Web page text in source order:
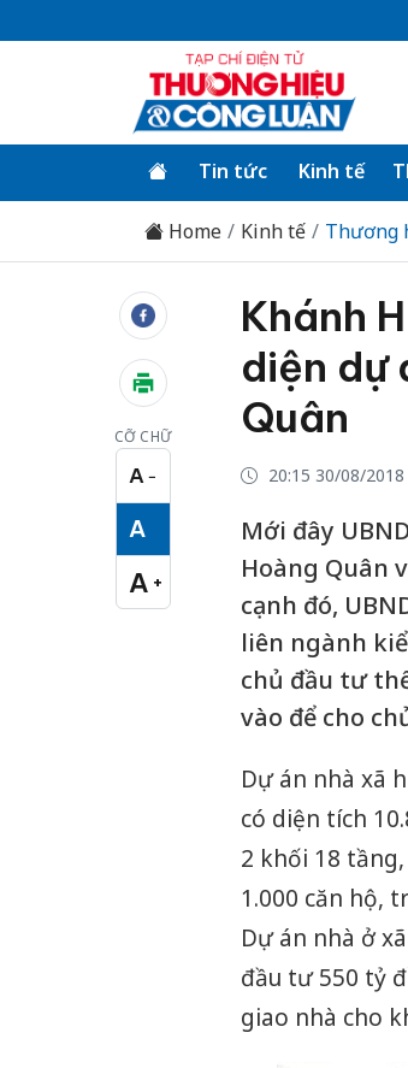
Tin tức Kinh tế
Home Kinh tế Thương
CỠ CHỮ
A −
Cỡ chữ nhỏ
A
Cỡ chữ vừa
A +
Cỡ chữ lớn
Khánh
diện dự
Quân
20:15 30/08/2018
Mới đây
Hoàng Quân
cạnh đó,
liên ngành
chủ đầu tư
vào để cho
Dự án nhà xã
có diện tích
2 khối 18
1.000 căn hộ,
Dự án nhà ở
đầu tư 550 tỷ
giao nhà cho